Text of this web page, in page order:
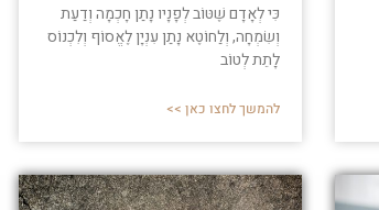
כִּי לְאָדָם שֶׁטּוֹב לְפָנָיו נָתַן חָכְמָה וְדַעַת
וְשִׂמְחָה, וְלַחוֹטֶא נָתַן עִנְיָן לֶאֱסוֹף וְלִכְנוֹס
לָתֵת לְטוֹב
להמשך לחצו כאן >>